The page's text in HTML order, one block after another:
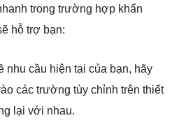
trong trường hợp khẩn
hỗ trợ bạn:
nhu cầu hiện tại của bạn, hãy
các trường tùy chỉnh trên thiết
lại với nhau.